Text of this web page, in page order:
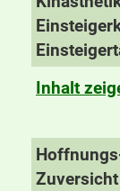
Inhalt
Zuversicht